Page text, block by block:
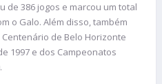
de 386 jogos e marcou um total
o Galo. Além disso, também
de Belo Horizonte
1997 e dos Campeonatos